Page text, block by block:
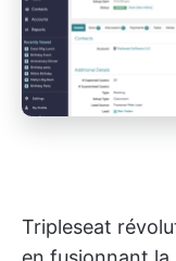
Tripleseat